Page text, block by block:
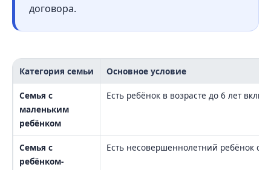
договора.
Категория семьи Основное условие
Семья с
маленьким
ребёнком
Есть ребёнок в возрасте до 6 лет
Семья с
ребёнком-
Есть несовершеннолетний ребёнок с